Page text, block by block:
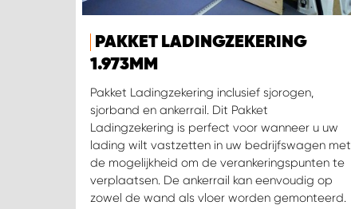
PAKKET LADINGZEKERING
1.973MM
Pakket Ladingzekering inclusief sjorogen,
sjorband en ankerrail. Dit Pakket
Ladingzekering is perfect voor wanneer u uw
lading wilt vastzetten in uw bedrijfswagen met
de mogelijkheid om de verankeringspunten te
verplaatsen. De ankerrail kan eenvoudig op
zowel de wand als vloer worden gemonteerd.